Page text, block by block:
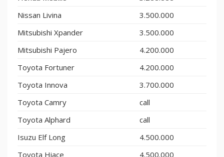
Nissan Livina
3.500.000
Mitsubishi Xpander
3.500.000
Mitsubishi Pajero
4.200.000
Toyota Fortuner
4.200.000
Toyota Innova
3.700.000
Toyota Camry
call
Toyota Alphard
call
Isuzu Elf Long
4.500.000
Toyota Hiace
4.500.000